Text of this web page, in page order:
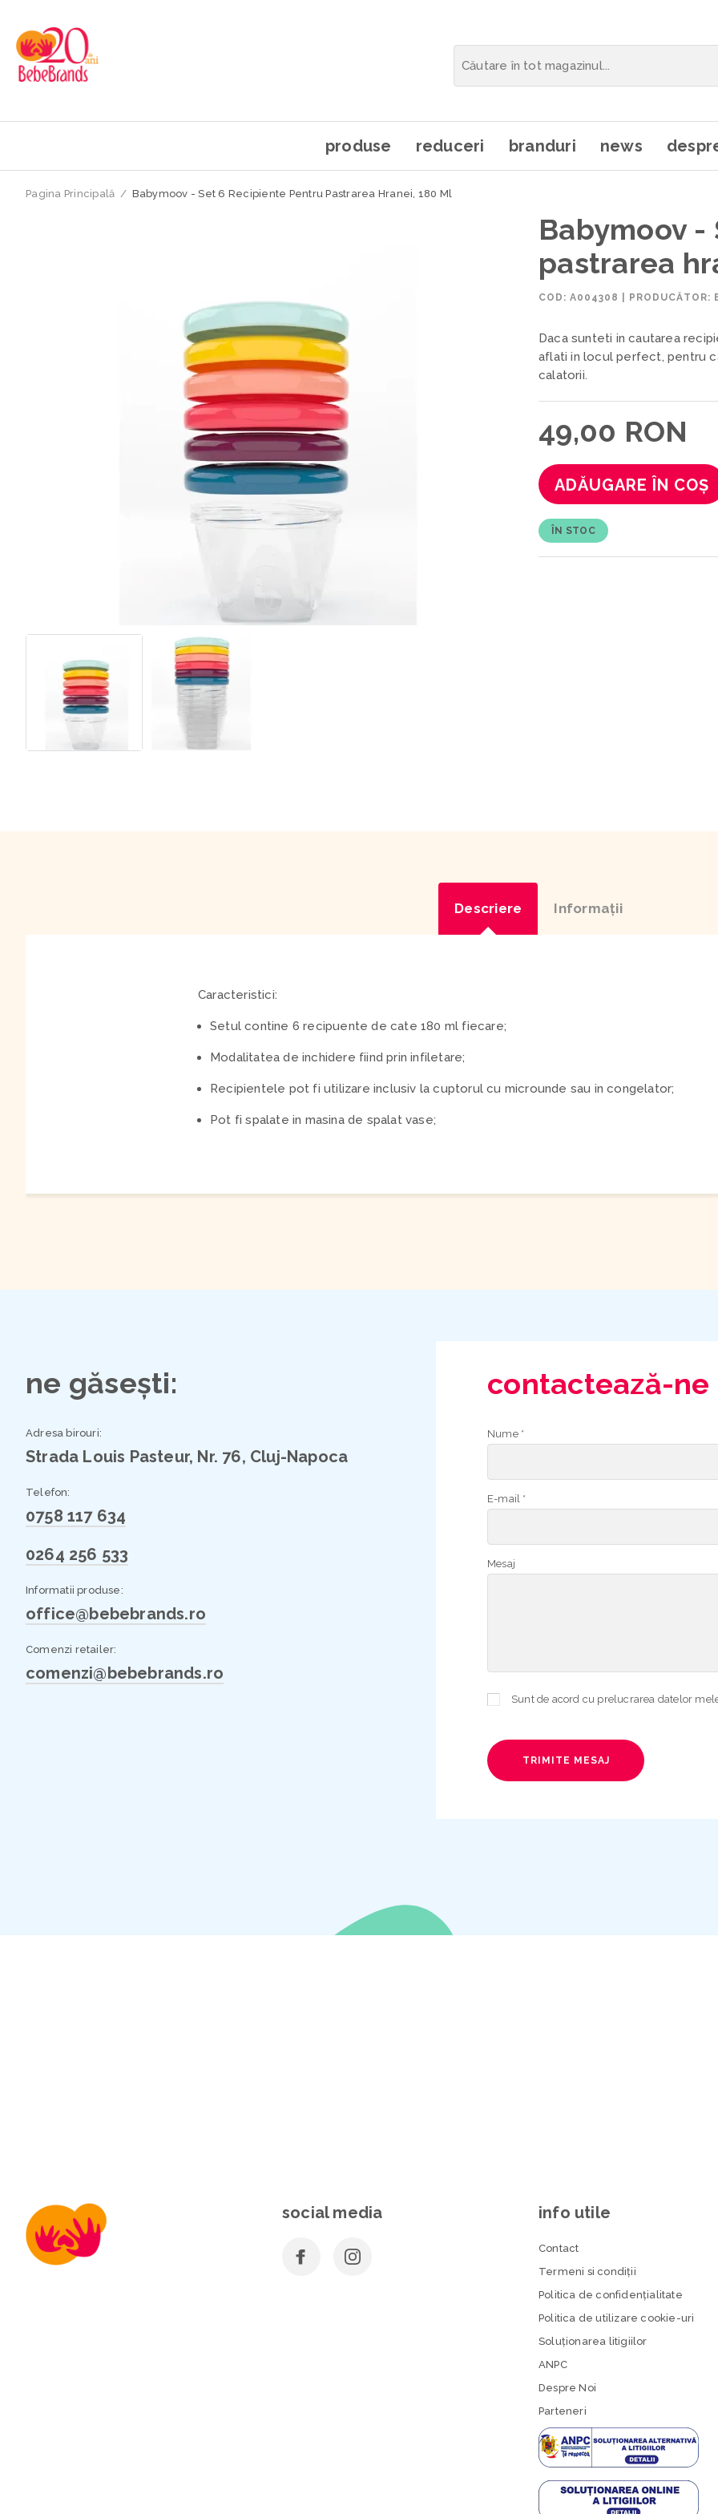
produse reduceri branduri news
Pagina Principală / Babymoov - Set 6 Recipiente Pentru Pastrarea Hranei, 180 Ml
Babymoov
pastrarea
COD: A004308 PRODUCĂTOR:
Daca sunteti in cautarea
aflati in locul perfect, pentru
calatorii.
49,00 RON
ADĂUGARE ÎN COȘ
ÎN STOC
Descriere Informaţii
Caracteristici:
Setul contine 6 recipuente de cate 180 ml fiecare;
Modalitatea de inchidere fiind prin infiletare;
Recipientele pot fi utilizare inclusiv la cuptorul cu microunde sau in congelator;
Pot fi spalate in masina de spalat vase;
ne găsești:
Adresa birouri:
Strada Louis Pasteur, Nr. 76, Cluj-Napoca
Telefon:
0758 117 634
0264 256 533
Informatii produse:
office@bebebrands.ro
Comenzi retailer:
comenzi@bebebrands.ro
contactează-ne
Nume *
E-mail *
Mesaj
TRIMITE MESAJ
social media info utile
Contact
Termeni si condiţii
Politica de confidenţialitate
Politica de utilizare cookie-uri
Soluționarea litigiilor
ANPC
Despre Noi
Parteneri